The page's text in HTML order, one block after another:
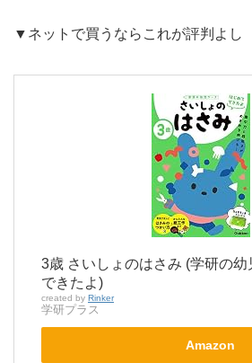
▼ネットで買うならこれが評判よし
3歳 さいしょのはさみ (学研の幼
できたよ)
created by Rinker
学研プラス
Amazon